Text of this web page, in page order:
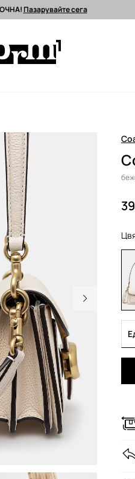
до 24 часа >
Пазарувайте сега